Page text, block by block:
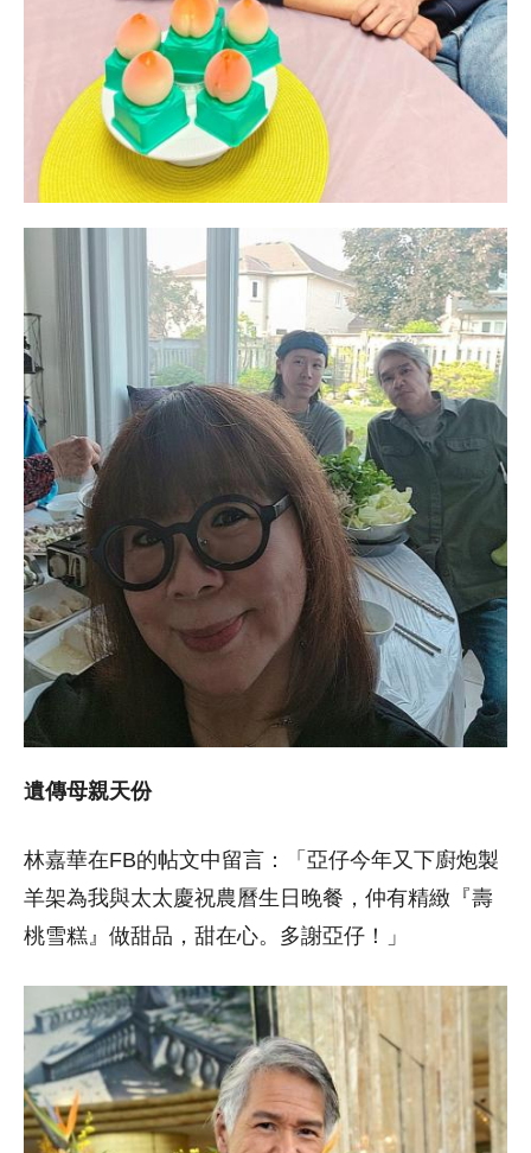
遺傳母親天份
林嘉華在FB的帖文中留言：「亞仔今年又下廚炮製
羊架為我與太太慶祝農曆生日晚餐，仲有精緻『壽
桃雪糕』做甜品，甜在心。多謝亞仔！」